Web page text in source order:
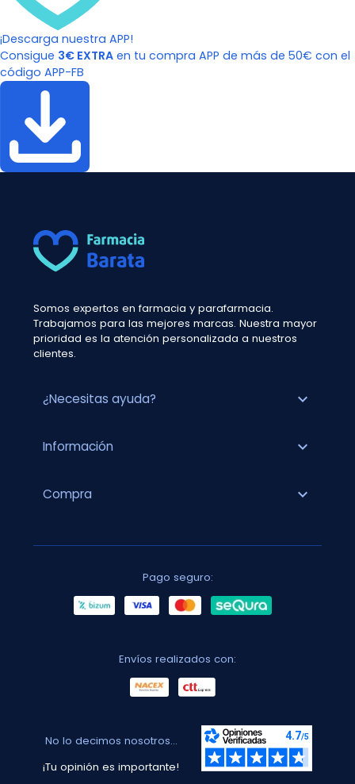
¡Descarga nuestra APP!
Consigue 3€ EXTRA en tu compra APP de más de 50€ con el
código APP-FB
Somos expertos en farmacia y parafarmacia.
Trabajamos para las mejores marcas. Nuestra mayor
prioridad es la atención personalizada a nuestros
clientes.
¿Necesitas ayuda? expand_more
Información expand_more
Compra expand_more
Pago seguro:
Envíos realizados con:
No lo decimos nosotros...
¡Tu opinión es importante!